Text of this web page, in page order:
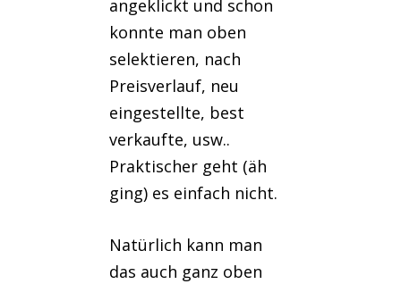
angeklickt und schon
konnte man oben
selektieren, nach
Preisverlauf, neu
eingestellte, best
verkaufte, usw..
Praktischer geht (äh
ging) es einfach nicht.
Natürlich kann man
das auch ganz oben